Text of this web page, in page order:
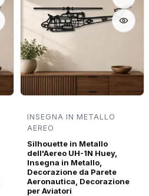
INSEGNA IN METALLO
AEREO
Silhouette in Metallo
dell'Aereo UH-1N Huey,
Insegna in Metallo,
Decorazione da Parete
Aeronautica, Decorazione
per Aviatori